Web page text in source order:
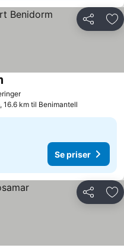
Del
Se priser
16.6 km til Benimantell
Se priser
Del